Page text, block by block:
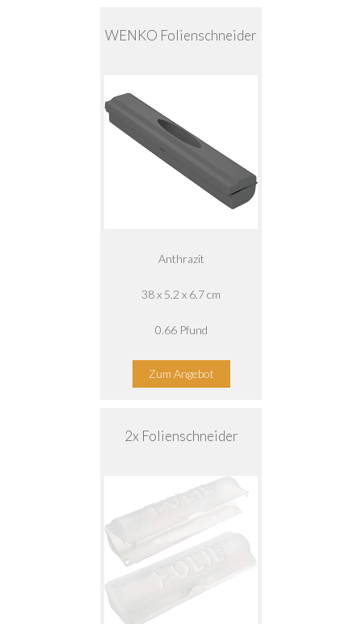
WENKO Folienschneider
Anthrazit
38 x 5.2 x 6.7 cm
0.66 Pfund
Zum Angebot
2x Folienschneider